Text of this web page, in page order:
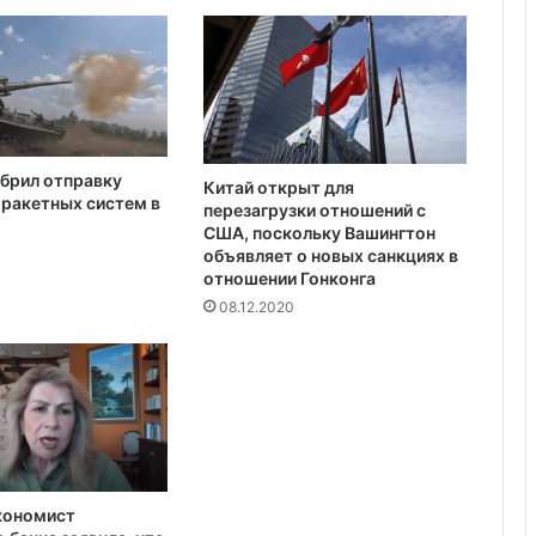
Украина получила одобрение
кредита на $880 млн от Совета
директоров МВФ
отправку
систем в
Китай открыт для
перезагрузки отношений с
США, поскольку Вашингтон
объявляет о новых санкциях в
отношении Гонконга
08.12.2020